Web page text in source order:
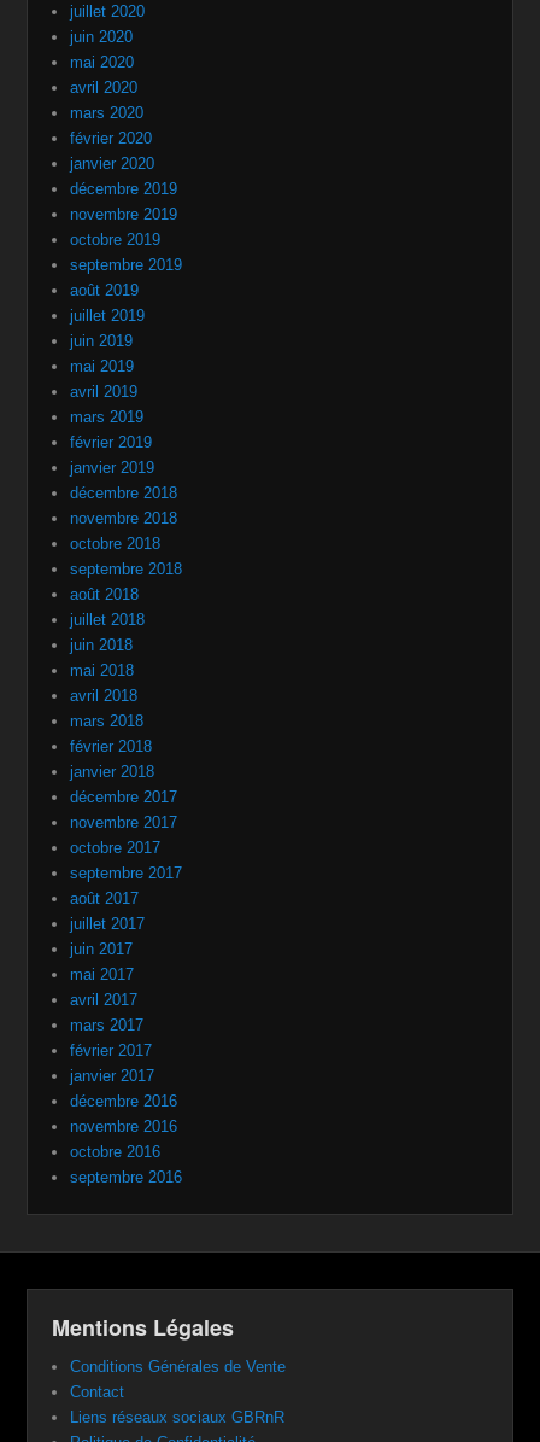
juillet 2020
juin 2020
mai 2020
avril 2020
mars 2020
février 2020
janvier 2020
décembre 2019
novembre 2019
octobre 2019
septembre 2019
août 2019
juillet 2019
juin 2019
mai 2019
avril 2019
mars 2019
février 2019
janvier 2019
décembre 2018
novembre 2018
octobre 2018
septembre 2018
août 2018
juillet 2018
juin 2018
mai 2018
avril 2018
mars 2018
février 2018
janvier 2018
décembre 2017
novembre 2017
octobre 2017
septembre 2017
août 2017
juillet 2017
juin 2017
mai 2017
avril 2017
mars 2017
février 2017
janvier 2017
décembre 2016
novembre 2016
octobre 2016
septembre 2016
Mentions Légales
Conditions Générales de Vente
Contact
Liens réseaux sociaux GBRnR